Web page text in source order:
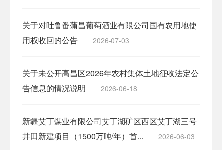
关于对吐鲁番蒲昌葡萄酒业有限公司国有农用地使
用权收回的公告
2026-07-03
关于未公开高昌区2026年农村集体土地征收法定公
告信息的情况说明
2026-06-18
新疆艾丁煤业有限公司艾丁湖矿区西区艾丁湖三号
井田新建项目（1500万吨/年）首...
2026-06-03